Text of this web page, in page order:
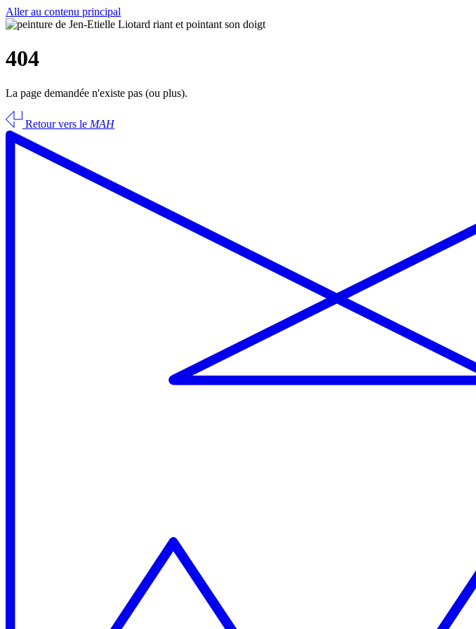
Aller au contenu principal
404
La page demandée n'existe pas (ou plus).
Retour vers le MAH